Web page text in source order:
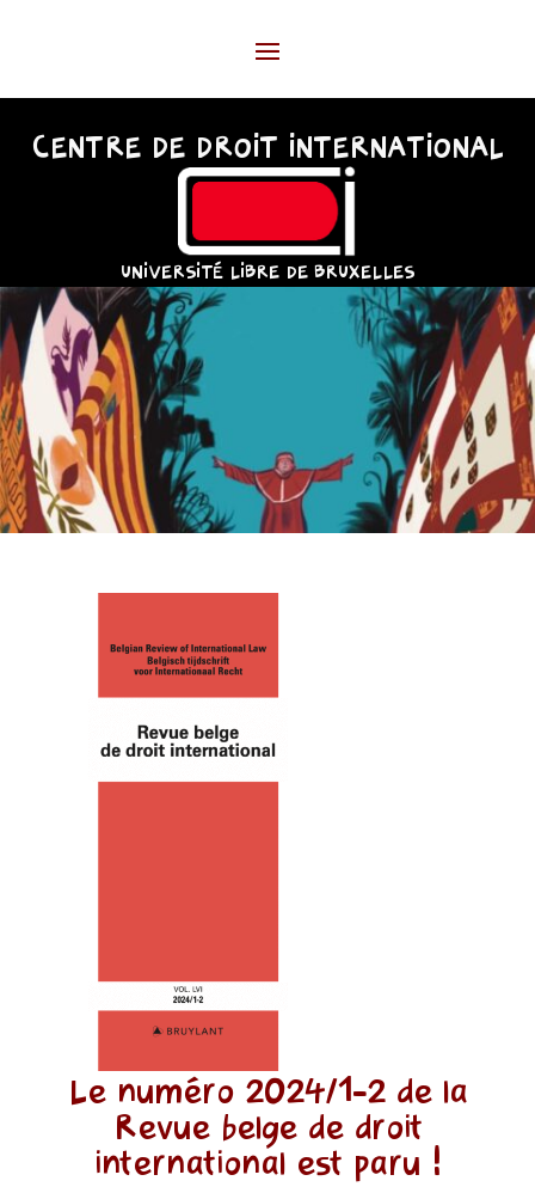
CENTRE DE DROIT INTERNATIONAL
UNIVERSITÉ LIBRE DE BRUXELLES
Le numéro 2024/1-2 de la
Revue belge de droit
international est paru !